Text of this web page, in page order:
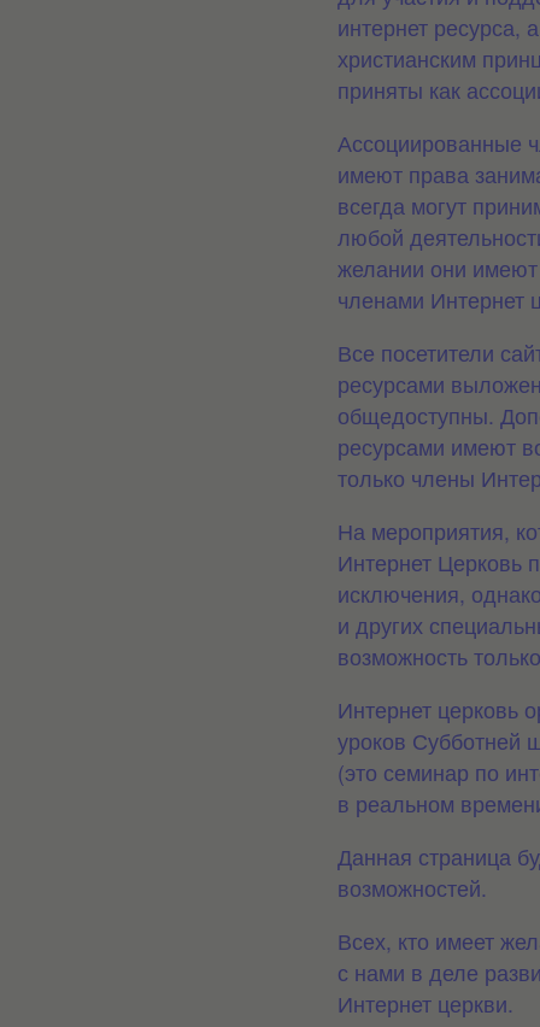
интернет ресурса,
христианским
приняты как
Ассоциированные
имеют права
всегда могут
любой
желании они
членами Интернет
Все посетители
ресурсами
общедоступны.
ресурсами имеют
только члены
На мероприятия,
Интернет Церковь
исключения,
и других
возможность
Интернет церковь
уроков Субботней
(это семинар по
в реальном
Данная страница
возможностей.
Всех, кто имеет
с нами в деле
Интернет церкви.